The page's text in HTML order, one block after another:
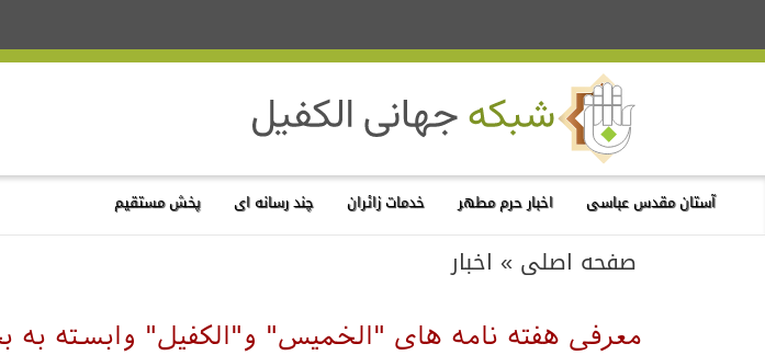
آستان مقدس عباسی اخبار حرم مطهر خدمات زائران چند رسانه ای پخش مستقیم
صفحه اصلی » اخبار
معرفی هفته نامه های "الخمیس" و"الکفیل" وابسته